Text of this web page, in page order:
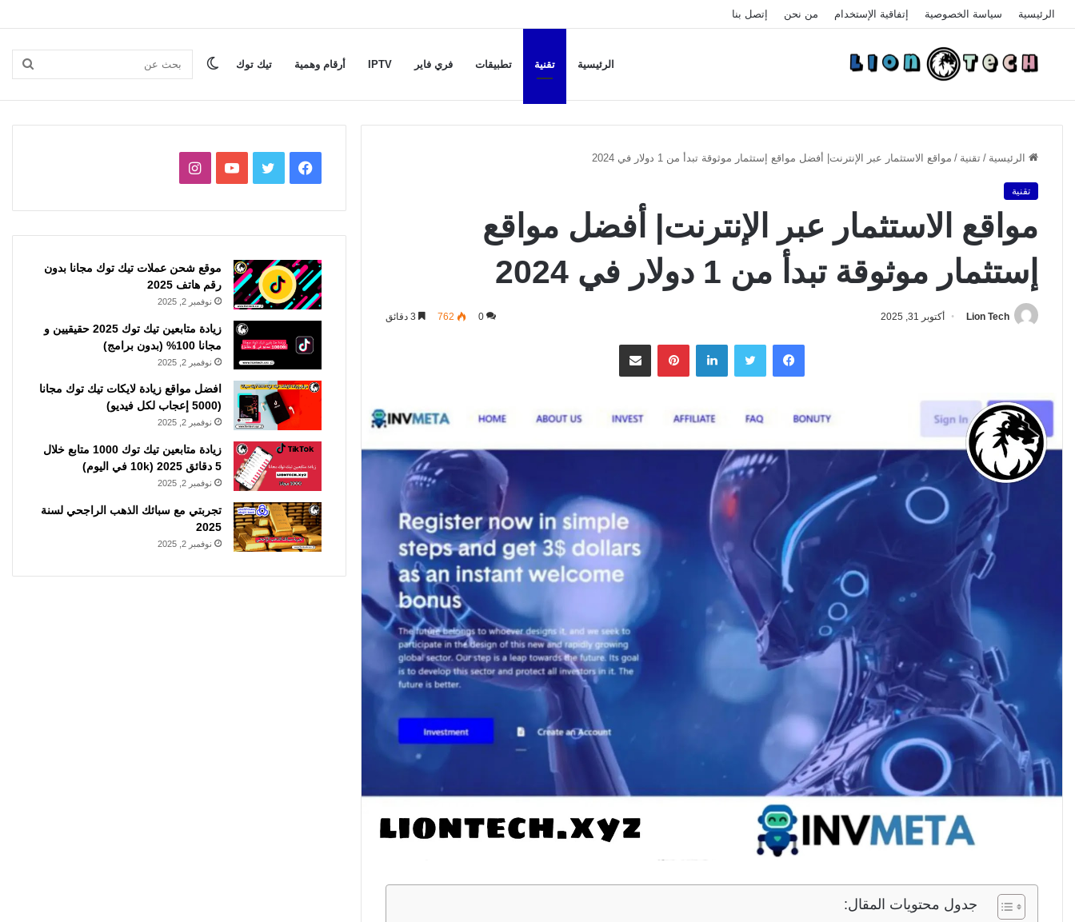
الرئيسية سياسة الخصوصية إتفاقية الإستخدام من نحن إتصل بنا
الرئيسية تقنية تطبيقات فري فاير IPTV أرقام وهمية تيك توك بحث الوضع
الرئيسية / تقنية / مواقع الاستثمار عبر الإنترنت| أفضل مواقع إستثمار موثوقة تبدأ من 1 دولار في 2024
تقنية
مواقع الاستثمار عبر الإنترنت| أفضل مواقع
إستثمار موثوقة تبدأ من 1 دولار في 2024
Lion Tech أكتوبر 31, 2025 0
762
فيسبوك تويتر لينكدإن بينتيريستمشاركة عبر البريد
جدول محتويات المقال:
فيسبوكتويتر يوتيوبانستقرام
موقع شحن عملات تيك توك مجانا بدون
رقم هاتف 2025
نوفمبر 2, 2025
زيادة متابعين تيك توك 2025 حقيقيين و
مجانا 100% (بدون برامج)
نوفمبر 2, 2025
افضل مواقع زيادة لايكات تيك توك مجانا
(5000 إعجاب لكل فيديو)
نوفمبر 2, 2025
زيادة متابعين تيك توك 1000 متابع خلال
5 دقائق 2025 (10k في اليوم)
نوفمبر 2, 2025
تجربتي مع سبائك الذهب الراجحي لسنة
2025
نوفمبر 2, 2025